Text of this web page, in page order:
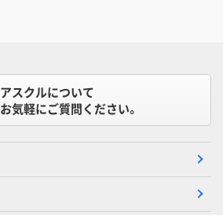
アスクルについて
お気軽にご質問ください。